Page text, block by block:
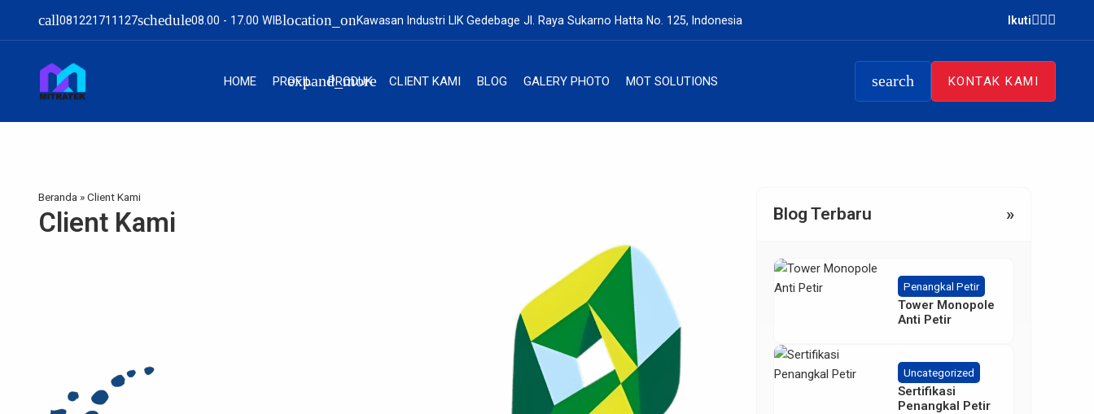
call081221711127schedule08.00 - 17.00 WIBlocation_onKawasan Industri LIK Gedebage Jl. Raya Sukarno Hatta No. 125, Indonesia Ikuti
HOME PROFIL PRODUK
expand_more CLIENT KAMI BLOG GALERY PHOTO MOT SOLUTIONS search KONTAK KAMI
Beranda »Client Kami
Client Kami Blog Terbaru »
Penangkal Petir
Tower Monopole
Anti Petir
Uncategorized
Sertifikasi
Penangkal Petir